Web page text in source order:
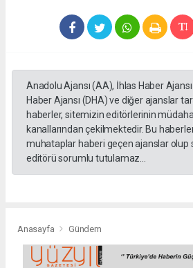
Anadolu Ajansı (AA), İhlas Haber
Haber Ajansı (DHA) ve diğer ajanslar
haberler, sitemizin editörlerinin
kanallarından çekilmektedir. Bu
muhataplar haberi geçen ajanslar olup
editörü sorumlu tutulamaz...
Anasayfa Gündem